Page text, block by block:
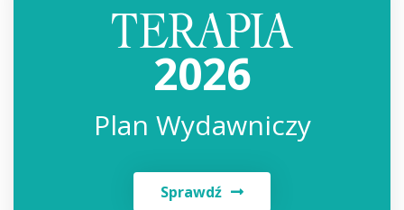
2026
Plan Wydawniczy
Sprawdź